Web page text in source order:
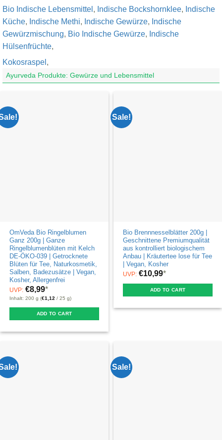
Bio Indische Lebensmittel , Indische Bockshornklee, Indische
Küche, Indische Methi, Indische Gewürze, Indische
Gewürzmischung, Bio Indische Gewürze, Indische
Hülsenfrüchte,
Kokosraspel ,
Ayurveda Produkte: Gewürze und Lebensmittel
OmVeda Bio Ringelblumen
Ganz 200g | Ganze
Ringelblumenblüten mit Kelch
DE-ÖKO-039 | Getrocknete
Blüten für Tee, Naturkosmetik,
Salben, Badezusätze | Vegan,
Kosher, Allergenfrei
UVP: €8,99*
Inhalt: 200 g (€1,12 / 25 g)
ADD TO CART
Sale!
Bio Brennnesselblätter 200g |
Geschnittene Premiumqualität
aus kontrolliert biologischem
Anbau | Kräutertee lose für Tee
| Vegan, Kosher
UVP: €10,99*
ADD TO CART
Sale!